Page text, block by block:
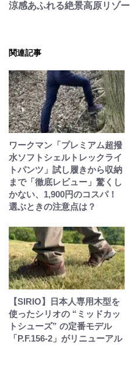
涼感あふれる絶景高原リゾー
関連記事
ワークマン「プレミアム超撥
水ソフトシェルトレックライ
トパンツ」試し履きから収納
まで「徹底レビュー」驚くし
かない、1,900円のコスパ！
選ぶときの注意点は？
【SIRIO】日本人専用木型を
使ったシリオの “ミッドカッ
トシューズ” の定番モデル
「P.F.156-2」がリニューアル